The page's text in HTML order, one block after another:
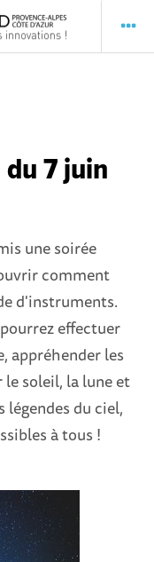
7 juin
une soirée
comment
d'instruments.
effectuer
appréhender les
le soleil, la lune et
légendes du ciel,
à tous !